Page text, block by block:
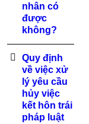
nhân có
được
không?
Quy định
về việc xử
lý yêu cầu
hủy việc
kết hôn trái
pháp luật